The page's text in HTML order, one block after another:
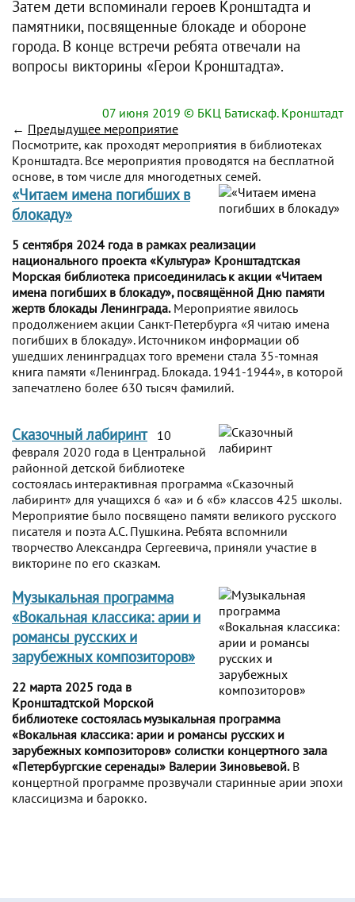
Затем дети вспоминали героев Кронштадта и
памятники, посвященные блокаде и обороне
города. В конце встречи ребята отвечали на
вопросы викторины «Герои Кронштадта».
07 июня 2019 © БКЦ Батискаф. Кронштадт
← Предыдущее мероприятие
Посмотрите, как проходят мероприятия в библиотеках
Кронштадта. Все мероприятия проводятся на бесплатной
основе, в том числе для многодетных семей.
«Читаем имена погибших в
блокаду»
5 сентября 2024 года в рамках реализации
национального проекта «Культура» Кронштадтская
Морская библиотека присоединилась к акции «Читаем
имена погибших в блокаду», посвящённой Дню памяти
жертв блокады Ленинграда.Мероприятие явилось
продолжением акции Санкт-Петербурга «Я читаю имена
погибших в блокаду». Источником информации об
ушедших ленинградцах того времени стала 35-томная
книга памяти «Ленинград. Блокада. 1941-1944», в которой
запечатлено более 630 тысяч фамилий.
Сказочный лабиринт
10
февраля 2020 года в Центральной
районной детской библиотеке
состоялась интерактивная программа «Сказочный
лабиринт» для учащихся 6 «а» и 6 «б» классов 425 школы.
Мероприятие было посвящено памяти великого русского
писателя и поэта А.С. Пушкина. Ребята вспомнили
творчество Александра Сергеевича, приняли участие в
викторине по его сказкам.
Музыкальная программа
«Вокальная классика: арии и
романсы русских и
зарубежных композиторов»
22 марта 2025 года в
Кронштадтской Морской
библиотеке состоялась музыкальная программа
«Вокальная классика: арии и романсы русских и
зарубежных композиторов» солистки концертного зала
«Петербургские серенады» Валерии Зиновьевой.В
концертной программе прозвучали старинные арии эпохи
классицизма и барокко.